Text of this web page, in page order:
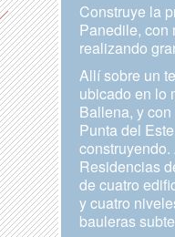
Construye la
Panedile, con
realizando
Allí sobre un
ubicado en lo
Ballena, y
Punta del
construyendo.
Residencias
de cuatro
y cuatro
bauleras